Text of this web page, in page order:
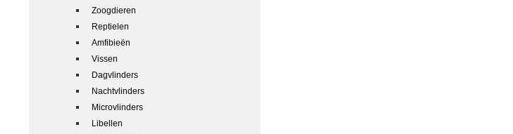
Zoogdieren
Reptielen
Amfibieën
Vissen
Dagvlinders
Nachtvlinders
Microvlinders
Libellen